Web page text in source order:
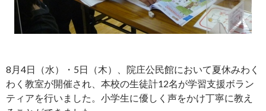
8月4日（水）・5日（木）、院庄公民館において夏休みわく
わく教室が開催され、本校の生徒計12名が学習支援ボラン
ティアを行いました。小学生に優しく声をかけ丁寧に教え